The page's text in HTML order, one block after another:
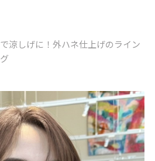
涼しげに！外ハネ仕上げのライン